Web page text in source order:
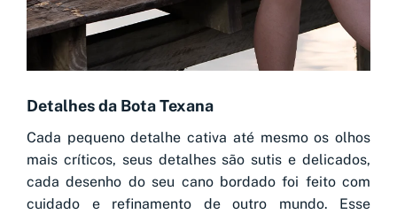
Detalhes da Bota Texana
Cada pequeno detalhe cativa até mesmo os olhos
mais críticos, seus detalhes são sutis e delicados,
cada desenho do seu cano bordado foi feito com
cuidado e refinamento de outro mundo. Esse